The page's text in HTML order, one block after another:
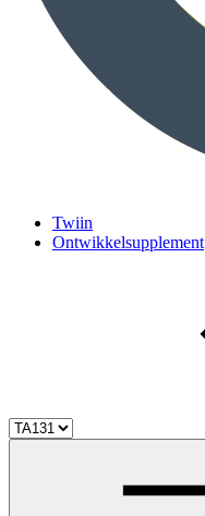
Twiin
Ontwikkelsupplement